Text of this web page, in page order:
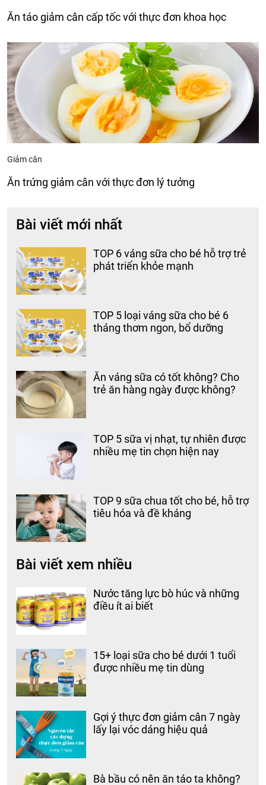
Ăn táo giảm cân cấp tốc với thực đơn khoa học
Giảm cân
Ăn trứng giảm cân với thực đơn lý tưởng
Bài viết mới nhất
TOP 6 váng sữa cho bé hỗ trợ trẻ
phát triển khỏe mạnh
TOP 5 loại váng sữa cho bé 6
tháng thơm ngon, bổ dưỡng
Ăn váng sữa có tốt không? Cho
trẻ ăn hàng ngày được không?
TOP 5 sữa vị nhạt, tự nhiên được
nhiều mẹ tin chọn hiện nay
TOP 9 sữa chua tốt cho bé, hỗ trợ
tiêu hóa và đề kháng
Bài viết xem nhiều
Nước tăng lực bò húc và những
điều ít ai biết
15+ loại sữa cho bé dưới 1 tuổi
được nhiều mẹ tin dùng
Gợi ý thực đơn giảm cân 7 ngày
lấy lại vóc dáng hiệu quả
Bà bầu có nên ăn táo ta không?